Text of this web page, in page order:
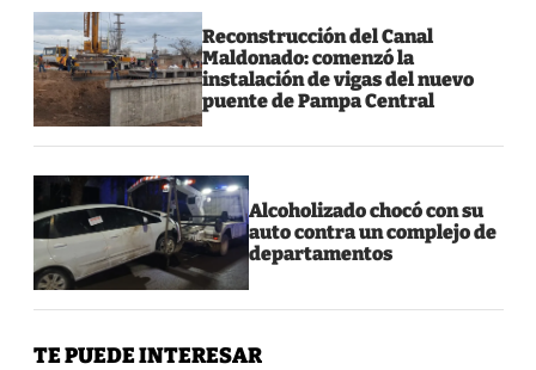
Reconstrucción del Canal
Maldonado: comenzó la
instalación de vigas del nuevo
puente de Pampa Central
Alcoholizado chocó con su
auto contra un complejo de
departamentos
TE PUEDE INTERESAR